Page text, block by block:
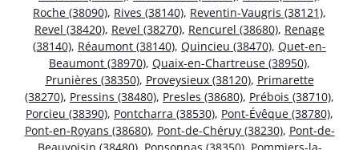
Roche (38090), Rives (38140), Reventin-Vaugris (38121),
Revel (38420), Revel (38270), Rencurel (38680), Renage
(38140), Réaumont (38140), Quincieu (38470), Quet-en-
Beaumont (38970), Quaix-en-Chartreuse (38950),
Prunières (38350), Proveysieux (38120), Primarette
(38270), Pressins (38480), Presles (38680), Prébois (38710),
Porcieu (38390), Pontcharra (38530), Pont-Évêque (38780),
Pont-en-Royans (38680), Pont-de-Chéruy (38230), Pont-de-